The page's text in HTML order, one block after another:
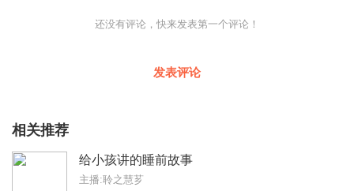
还没有评论，快来发表第一个评论！
发表评论
相关推荐
给小孩讲的睡前故事
主播:聆之慧芗